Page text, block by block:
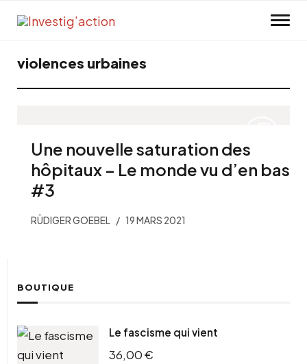
violences urbaines
Une nouvelle saturation des
hôpitaux – Le monde vu d’en bas
#3
RÜDIGER GOEBEL 19 MARS 2021
BOUTIQUE
Le fascisme qui vient
36,00€